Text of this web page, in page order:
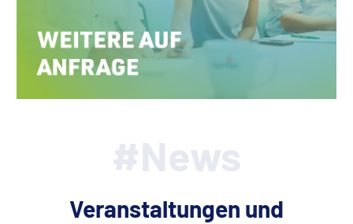
#News
Veranstaltungen und